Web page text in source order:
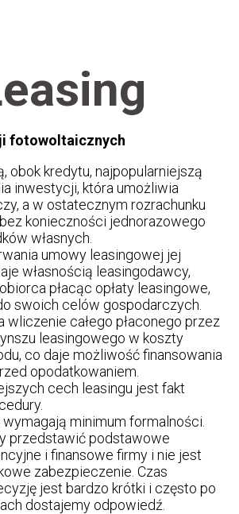
fotowoltaicznych
obok kredytu, najpopularniejszą
inwestycji, która umożliwia
a w ostatecznym rozrachunku
konieczności jednorazowego
własnych.
umowy leasingowej jej
własnością leasingodawcy,
płacąc opłaty leasingowe,
swoich celów gospodarczych.
wliczenie całego płaconego przez
leasingowego w koszty
co daje możliwość finansowania
opodatkowaniem.
cech leasingu jest fakt
minimum formalności.
przedstawić podstawowe
i finansowe firmy i nie jest
zabezpieczenie. Czas
jest bardzo krótki i często po
dostajemy odpowiedź.